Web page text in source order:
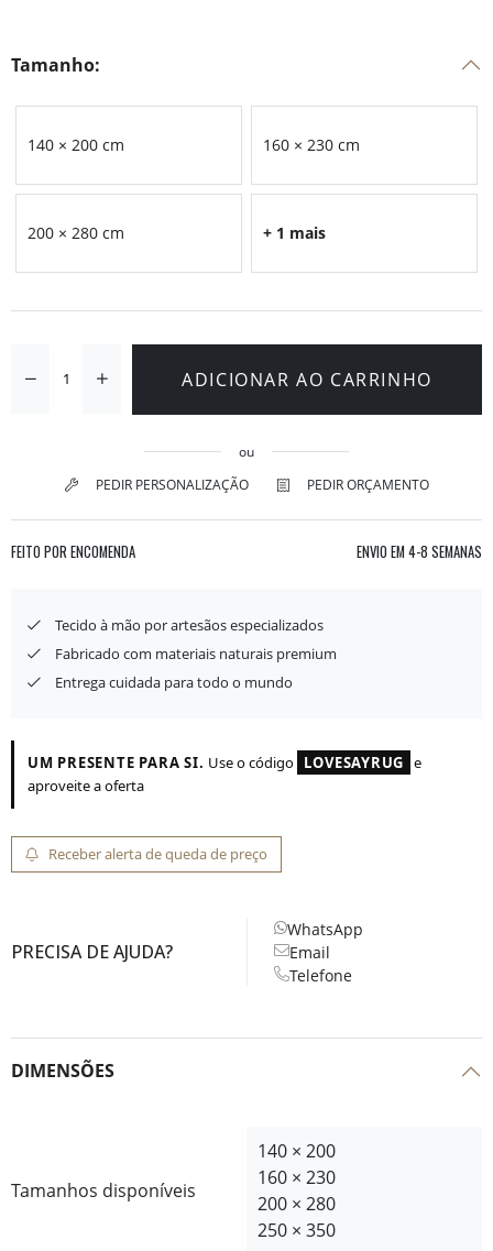
Tamanho:
140 × 200 cm 160 × 230 cm
200 × 280 cm + 1 mais
ADICIONAR AO CARRINHO
ou
PEDIR PERSONALIZAÇÃO
PEDIR ORÇAMENTO
FEITO POR ENCOMENDA ENVIO EM 4-8 SEMANAS
Tecido à mão por artesãos especializados
Fabricado com materiais naturais premium
Entrega cuidada para todo o mundo
UM PRESENTE PARA SI. Use o código LOVESAYRUG e
aproveite a oferta
Receber alerta de queda de preço
PRECISA DE AJUDA?
WhatsApp
Email
Telefone
DIMENSÕES
Tamanhos disponíveis
140 × 200
160 × 230
200 × 280
250 × 350